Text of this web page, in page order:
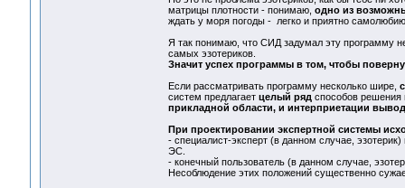
матрицы плотности - понимаю, одно из
ждать у моря погоды - легко и приятно
Я так понимаю, что СИД задумал эту программу
самых эзотериков.
Значит успех программы в том, чтобы
Если рассматривать программу несколько шире,
систем предлагает целый ряд способов
прикладной области, и интерприетации
При проектировании экспертной системы
- специалист-эксперт (в данном случае,
ЭС.
- конечный пользователь (в данном случае,
Несоблюдение этих положений существенно